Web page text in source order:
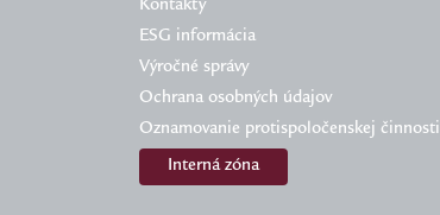
Kontakty
ESG informácia
Výročné správy
Ochrana osobných údajov
Oznamovanie protispoločenskej činnosti
Interná zóna